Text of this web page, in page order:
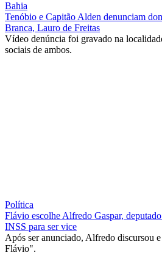
Bahia
Tenóbio e Capitão Alden denunciam
Branca, Lauro de Freitas
Vídeo denúncia foi gravado na
sociais de ambos.
Política
Flávio escolhe Alfredo Gaspar,
INSS para ser vice
Após ser anunciado, Alfredo discursou
Flávio".